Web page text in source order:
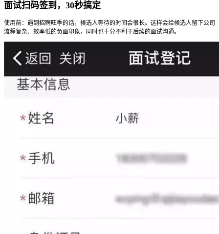
面试扫码签到，30秒搞定
使用前：遇到招聘旺季的话，候选人等待的时间会很长。这样会给候选人留下公司
流程复杂、效率低的负面印象，同时也十分不利于后续的面试沟通。